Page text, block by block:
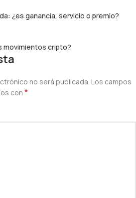
¿es ganancia, servicio o premio?
movimientos cripto?
no será publicada. Los campos
con *